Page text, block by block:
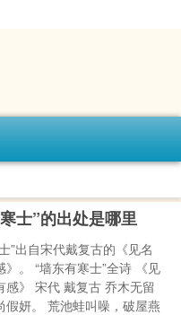
士”的出处是哪里
”出自宋代戴复古的《见名
》。 “墙东有寒士”全诗 《见
感》 宋代 戴复古 乔木无留
假妍。 荒池蛙叫噪，破屋燕